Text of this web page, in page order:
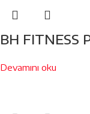
BH FITNESS
Devamını oku